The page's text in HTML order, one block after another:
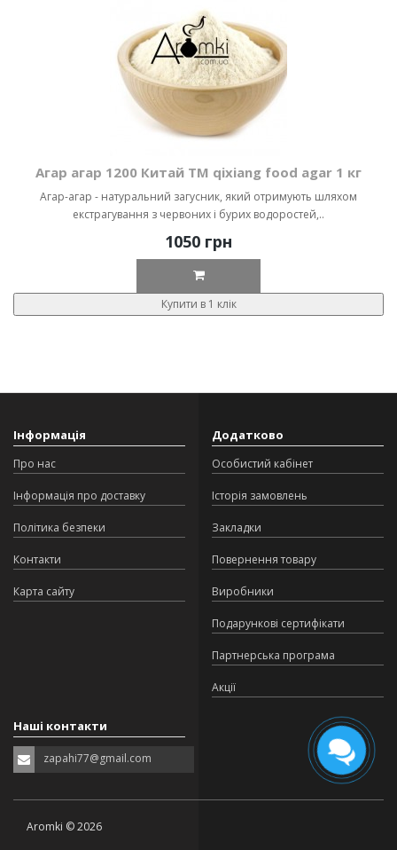
Агар агар 1200 Китай ТМ qixiang food agar 1 кг
Агар-агар - натуральний загусник, який отримують шляхом
екстрагування з червоних і бурих водоростей,..
1050 грн
Купити в 1 клік
Інформація
Про нас
Інформація про доставку
Політика безпеки
Контакти
Карта сайту
Додатково
Особистий кабінет
Історія замовлень
Закладки
Повернення товару
Виробники
Подарункові сертифікати
Партнерська програма
Акції
Наші контакти
zapahi77@gmail.com
Aromki © 2026